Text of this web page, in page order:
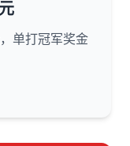
单打冠军奖金